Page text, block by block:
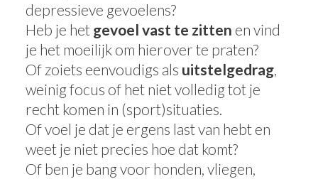
depressieve gevoelens?
Heb je het gevoel vast te zitten en vind
je het moeilijk om hierover te praten?
Of zoiets eenvoudigs als uitstelgedrag,
weinig focus of het niet volledig tot je
recht komen in (sport)situaties.
Of voel je dat je ergens last van hebt en
weet je niet precies hoe dat komt?
Of ben je bang voor honden, vliegen,